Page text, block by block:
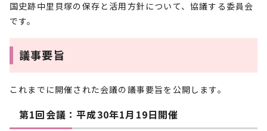
国史跡中里貝塚の保存と活用方針について、協議する委員会
です。
議事要旨
これまでに開催された会議の議事要旨を公開します。
第1回会議：平成30年1月19日開催